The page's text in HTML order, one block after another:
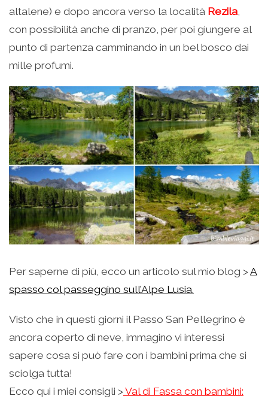
altalene) e dopo ancora verso la località Rezila,
con possibilità anche di pranzo, per poi giungere al
punto di partenza camminando in un bel bosco dai
mille profumi.
Per saperne di più, ecco un articolo sul mio blog >A
spasso col passeggino sull’Alpe Lusia.
Visto che in questi giorni il Passo San Pellegrino è
ancora coperto di neve, immagino vi interessi
sapere cosa si può fare con i bambini prima che si
sciolga tutta!
Ecco qui i miei consigli >Val di Fassa con bambini: